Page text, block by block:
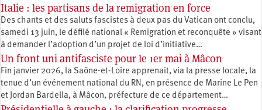
Italie : les partisans de la remigration en force
Des chants et des saluts fascistes à deux pas du Vatican ont conclu,
samedi 13 juin, le défilé national « Remigration et reconquête » visant
à demander l’adoption d’un projet de loi d’initiative…
Un front uni antifasciste pour le 1er mai à Mâcon
Fin janvier 2026, la Saône-et-Loire apprenait, via la presse locale, la
tenue d’un événement national du RN, en présence de Marine Le Pen
et Jordan Bardella, à Mâcon, préfecture de ce département…